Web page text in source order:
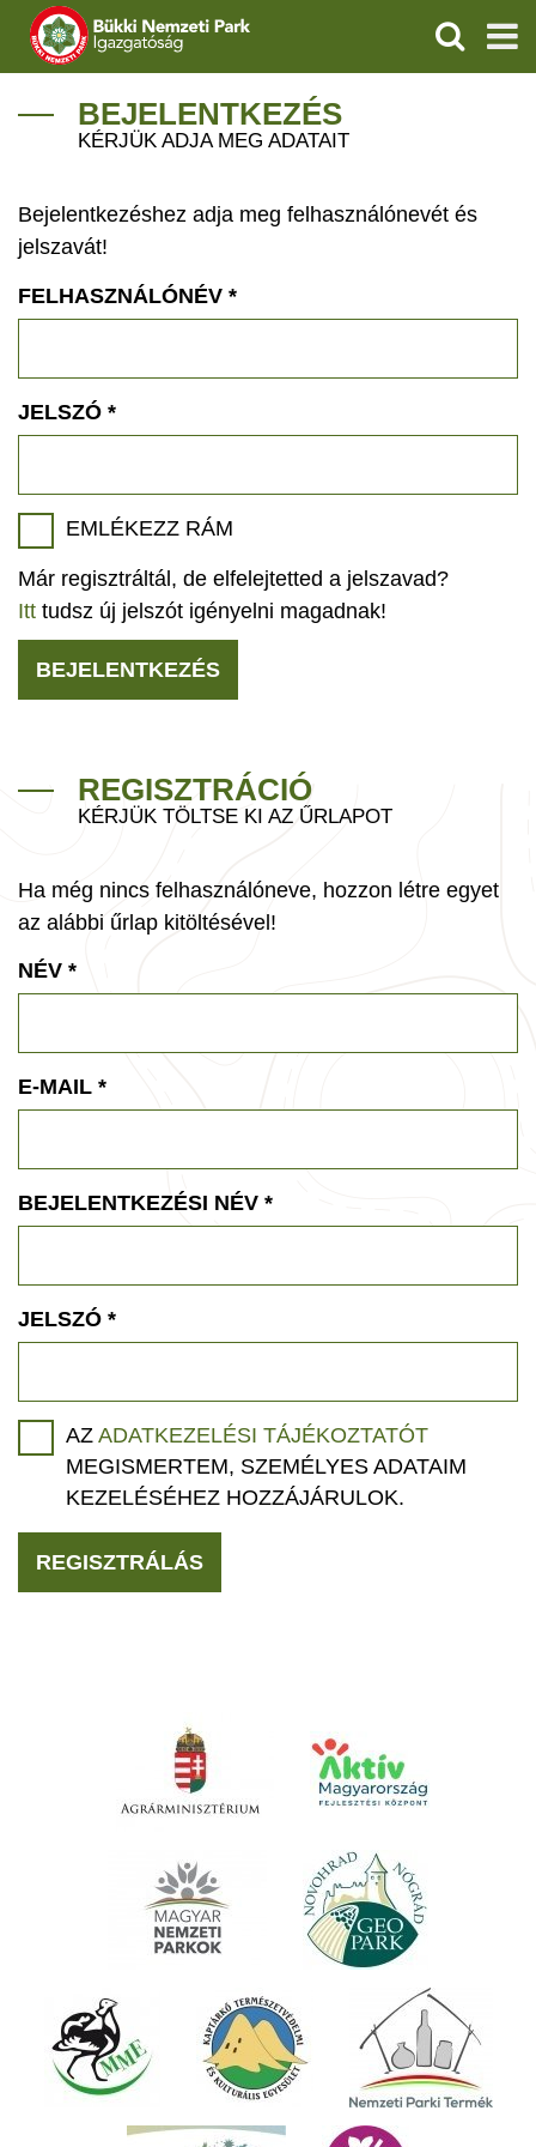
IGAZGATÓSÁG
VÍZVÉDELEM
ÖKOTURIZMUS
GEOPARKOK
KERESÉS
BEJELENTKEZÉS
KÉRJÜK ADJA MEG ADATAIT
Bejelentkezéshez adja meg felhasználónevét és
jelszavát!
FELHASZNÁLÓNÉV *
JELSZÓ *
EMLÉKEZZ RÁM
Már regisztráltál, de elfelejtetted a jelszavad?
Itt tudsz új jelszót igényelni magadnak!
BEJELENTKEZÉS
REGISZTRÁCIÓ
KÉRJÜK TÖLTSE KI AZ ŰRLAPOT
Ha még nincs felhasználóneve, hozzon létre egyet
az alábbi űrlap kitöltésével!
NÉV *
E-MAIL *
BEJELENTKEZÉSI NÉV *
JELSZÓ *
AZ ADATKEZELÉSI TÁJÉKOZTATÓT
MEGISMERTEM, SZEMÉLYES ADATAIM
KEZELÉSÉHEZ HOZZÁJÁRULOK.
REGISZTRÁLÁS